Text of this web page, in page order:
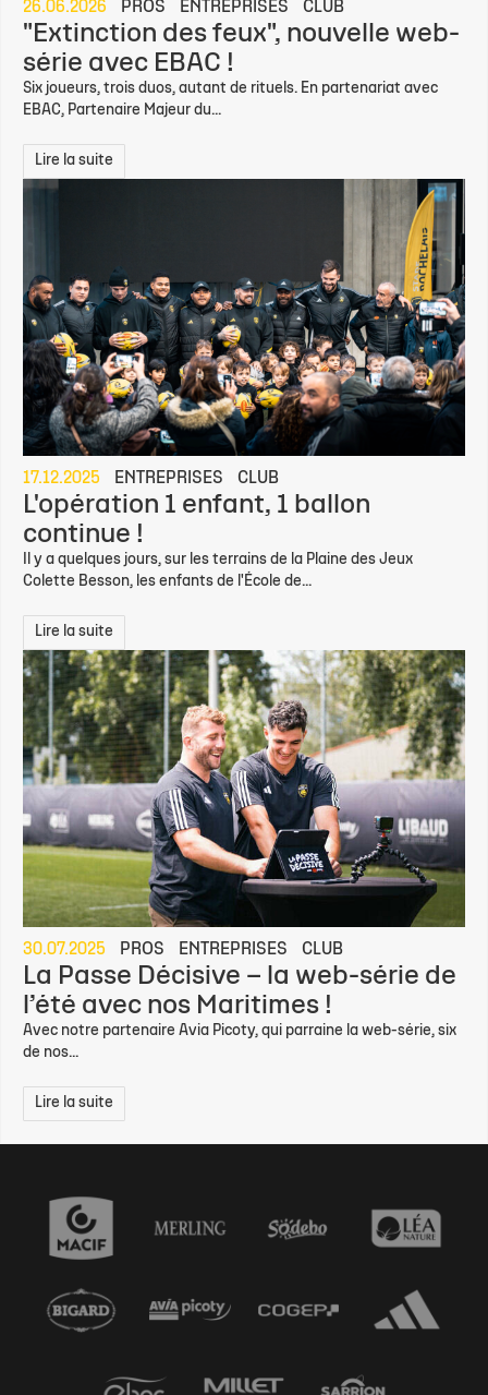
26.06.2026 PROS ENTREPRISES CLUB
"Extinction des feux", nouvelle web-
série avec EBAC !
Six joueurs, trois duos, autant de rituels. En partenariat avec
EBAC, Partenaire Majeur du...
Lire la suite
17.12.2025 ENTREPRISES CLUB
L'opération 1 enfant, 1 ballon
continue !
Il y a quelques jours, sur les terrains de la Plaine des Jeux
Colette Besson, les enfants de l'École de...
Lire la suite
30.07.2025 PROS ENTREPRISES CLUB
La Passe Décisive – la web-série de
l’été avec nos Maritimes !
Avec notre partenaire Avia Picoty, qui parraine la web-série, six
de nos...
Lire la suite